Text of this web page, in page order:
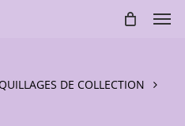
DE COLLECTION